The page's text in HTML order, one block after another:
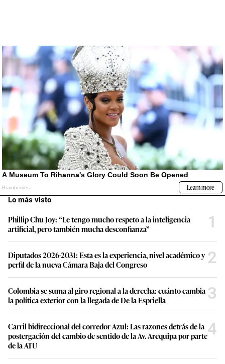
Lo más visto
Phillip Chu Joy: “Le tengo mucho respeto a la inteligencia
artificial, pero también mucha desconfianza”
1
Diputados 2026-2031: Esta es la experiencia, nivel académico y
perfil de la nueva Cámara Baja del Congreso
2
Colombia se suma al giro regional a la derecha: cuánto cambia
la política exterior con la llegada de De la Espriella
3
Carril bidireccional del corredor Azul: Las razones detrás de la
postergación del cambio de sentido de la Av. Arequipa por parte
de la ATU
4